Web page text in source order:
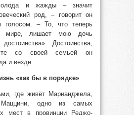
и жажды – значит
род, – говорит он
голосом. – То, что теперь
мире, лишает мою дочь
достоинства». Достоинства,
со своей семьей он
и везде.
«как бы в порядке»
где живёт Марианджела,
одно из самых
мест в провинции Реджо-